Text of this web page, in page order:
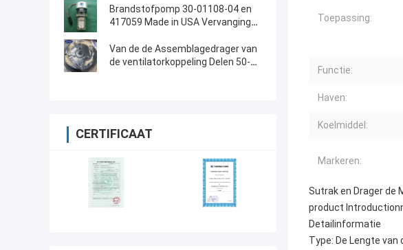
Brandstofpomp 30-01108-04 en
417059 Made in USA Vervanging
Van de de Assemblagedrager van
de ventilatorkoppeling Delen 50-
CERTIFICAAT
Toepassing:
Functie:
Haven:
Koelmiddel:
Markeren:
Sutrak en Drager de
product
Detailinformatie
Type: De Lengte